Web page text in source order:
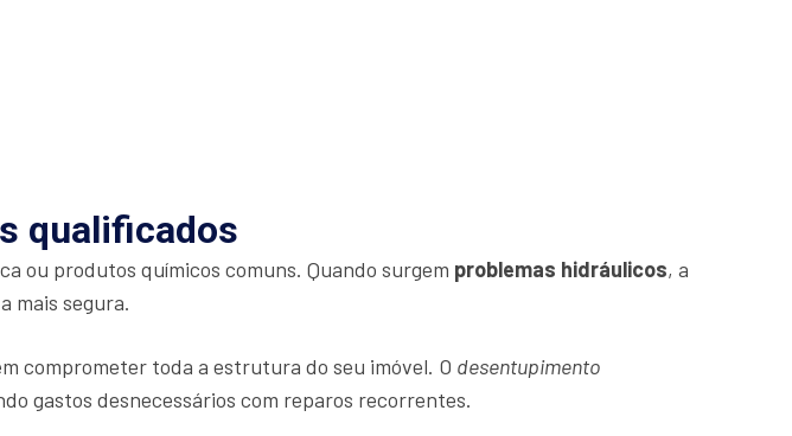
qualificados
ou produtos químicos comuns. Quando surgem problemas hidráulicos, a
mais segura.
comprometer toda a estrutura do seu imóvel. O desentupimento
gastos desnecessários com reparos recorrentes.